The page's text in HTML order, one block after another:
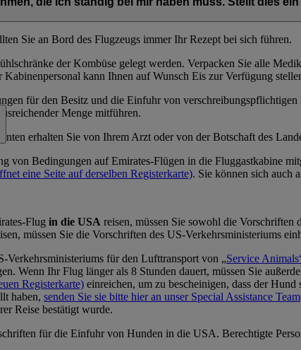
Sie an Bord des Flugzeugs immer Ihr Rezept bei sich führen.
der Kombüse gelegt werden. Verpacken Sie alle
Kabinenpersonal kann Ihnen auf Wunsch Eis zur Verfügung
für den Besitz und die Einfuhr von
Menge mitführen.
erhalten Sie von Ihrem Arzt oder von der Botschaft des
von Bedingungen auf Emirates-Flügen in die Fluggastkabine
eine Seite auf derselben Registerkarte). Sie können sich auch
Flug in die USA reisen, müssen Sie sowohl die Vorschriften
müssen Sie die Vorschriften des US-Verkehrsministeriums
Verkehrsministeriums für den Lufttransport von „Service
Wenn Ihr Flug länger als 8 Stunden dauert, müssen Sie
Registerkarte) einreichen, um zu bescheinigen, dass der
haben, senden Sie sie bitte hier an unser Special Assistance Team
Reise bestätigt wurde.
für die Einfuhr von Hunden in die USA. Berechtigte